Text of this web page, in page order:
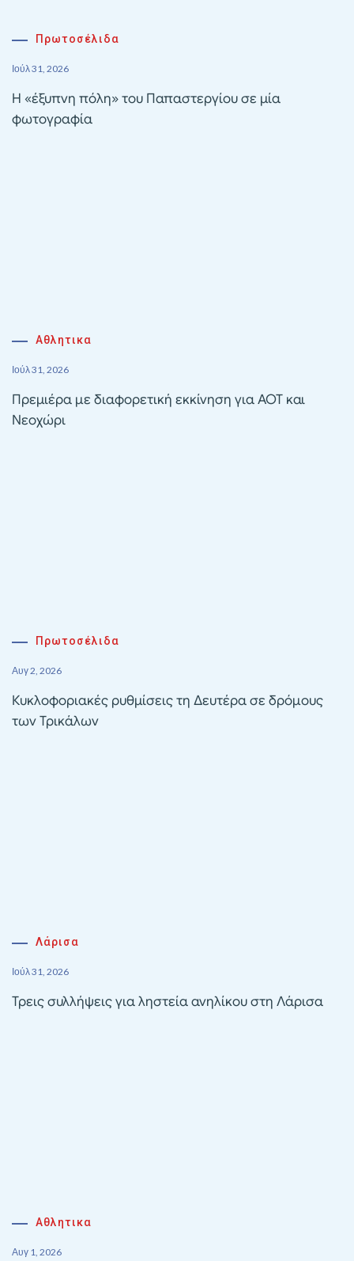
Πρωτοσέλιδα
Ιούλ 31, 2026
Η «έξυπνη πόλη» του Παπαστεργίου σε μία
φωτογραφία
Αθλητικα
Ιούλ 31, 2026
Πρεμιέρα με διαφορετική εκκίνηση για ΑΟΤ και
Νεοχώρι
Πρωτοσέλιδα
Αυγ 2, 2026
Κυκλοφοριακές ρυθμίσεις τη Δευτέρα σε δρόμους
των Τρικάλων
Λάρισα
Ιούλ 31, 2026
Τρεις συλλήψεις για ληστεία ανηλίκου στη Λάρισα
Αθλητικα
Αυγ 1, 2026